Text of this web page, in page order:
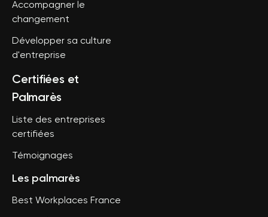
Accompagner le
changement
Développer sa culture
d'entreprise
Certifiées et
Palmarès
Liste des entreprises
certifiées
Témoignages
Les palmarès
Best Workplaces France